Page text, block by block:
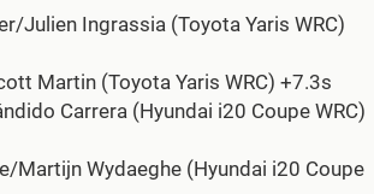
Julien Ingrassia (Toyota Yaris WRC)
Martin (Toyota Yaris WRC) +7.3s
Carrera (Hyundai i20 Coupe WRC)
Martijn Wydaeghe (Hyundai i20 Coupe